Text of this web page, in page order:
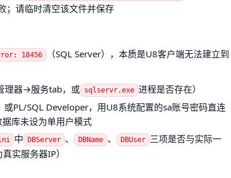
；请临时清空该文件并保存
18456
（SQL Server），本质是U8客户端无法建立到
理器→服务tab，或 sqlservr.exe 进程是否存在）
PL/SQL Developer，用U8系统配置的sa账号密码直连
库未设为单用户模式
中 DBServer 、 DBName 、 DBUser 三项是否与实际一
实服务器IP）